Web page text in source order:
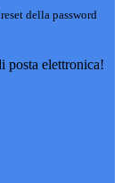
della password
posta elettronica!